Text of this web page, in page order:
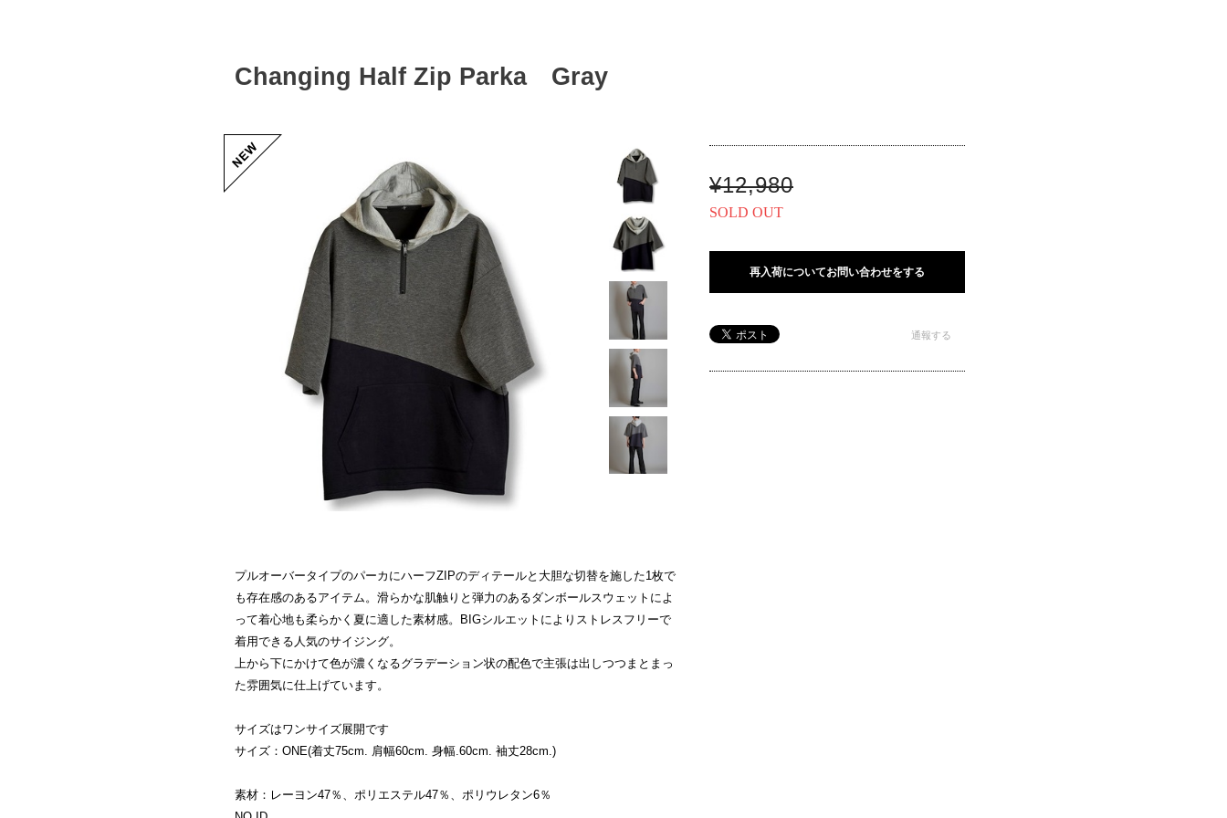
Changing Half Zip Parka Gray
プルオーバータイプのパーカにハーフZIPのディテールと大胆な切替を施した1枚で
も存在感のあるアイテム。滑らかな肌触りと弾力のあるダンボールスウェットによ
って着心地も柔らかく夏に適した素材感。BIGシルエットによりストレスフリーで
着用できる人気のサイジング。
上から下にかけて色が濃くなるグラデーション状の配色で主張は出しつつまとまっ
た雰囲気に仕上げています。
サイズはワンサイズ展開です
サイズ：ONE(着丈75cm. 肩幅60cm. 身幅.60cm. 袖丈28cm.)
素材：レーヨン47％、ポリエステル47％、ポリウレタン6％
¥12,980
SOLD OUT
再入荷についてお問い合わせをする
通報する